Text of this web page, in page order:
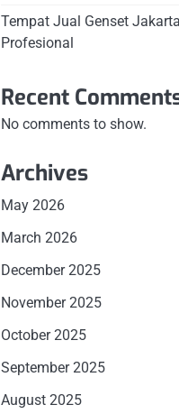
Tempat Jual Genset
Profesional
Recent
No comments to show.
Archives
May 2026
March 2026
December 2025
November 2025
October 2025
September 2025
August 2025